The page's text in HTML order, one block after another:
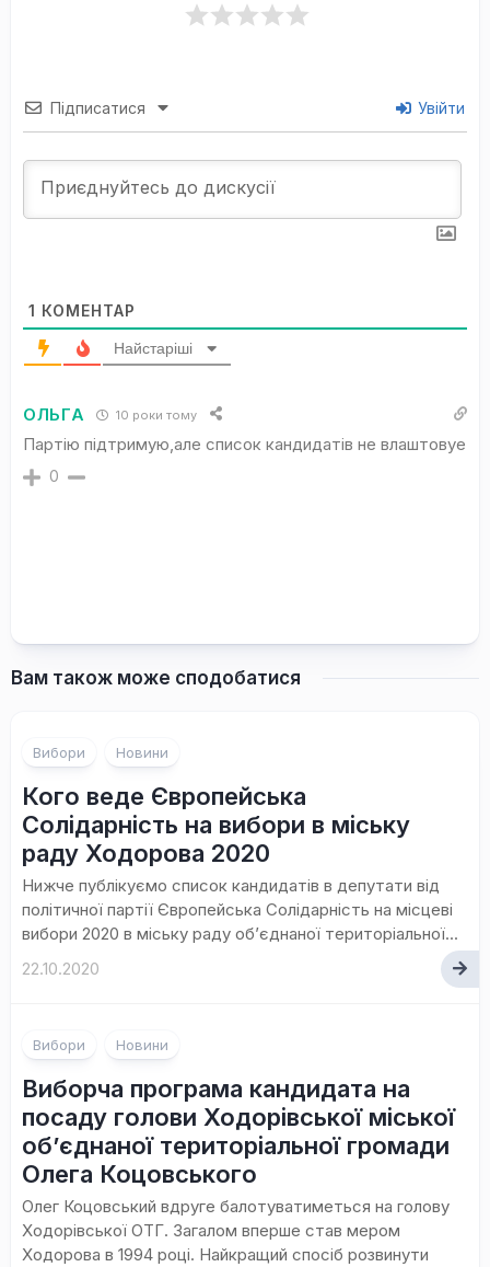
Підписатися Увійти
1 КОМЕНТАР
Найстаріші
ОЛЬГА 10 роки тому
Партію підтримую,але список кандидатів не влаштовуе
0
Вам також може сподобатися
Вибори Новини
Кого веде Європейська
Солідарність на вибори в міську
раду Ходорова 2020
Нижче публікуємо список кандидатів в депутати від
політичної партії Європейська Солідарність на місцеві
вибори 2020 в міську раду об’єднаної територіальної...
22.10.2020
Вибори Новини
Виборча програма кандидата на
посаду голови Ходорівської міської
об’єднаної територіальної громади
Олега Коцовського
Олег Коцовський вдруге балотуватиметься на голову
Ходорівської ОТГ. Загалом вперше став мером
Ходорова в 1994 році. Найкращий спосіб розвинути